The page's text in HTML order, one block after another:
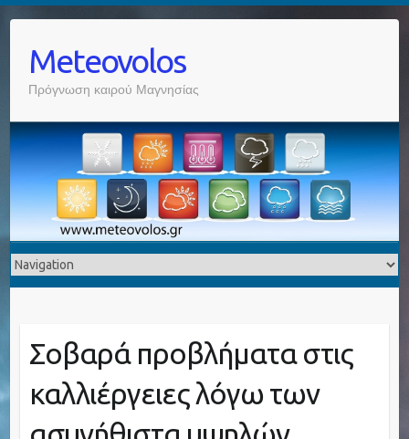
Meteovolos
Πρόγνωση καιρού Μαγνησίας
Σοβαρά προβλήματα στις
καλλιέργειες λόγω των